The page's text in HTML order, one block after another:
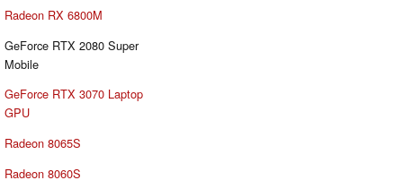
Radeon RX 6800M
GeForce RTX 2080 Super
Mobile
GeForce RTX 3070 Laptop
GPU
Radeon 8065S
Radeon 8060S